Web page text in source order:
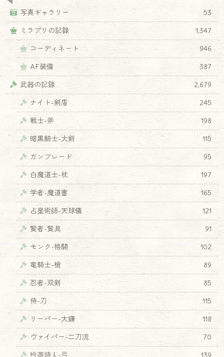
写真ギャラリー
53
ミラプリの記録
1,347
コーディネート
946
AF装備
387
武器の記録
2,679
ナイト-剣盾
245
戦士-斧
198
暗黒騎士-大剣
115
ガンブレード
95
白魔道士-杖
197
学者-魔道書
165
占星術師-天球儀
121
賢者-賢具
91
モンク-格闘
102
竜騎士-槍
89
忍者-双剣
85
侍-刀
115
リーパー-大鎌
118
ヴァイパー-二刀流
70
吟遊詩人-弓
139